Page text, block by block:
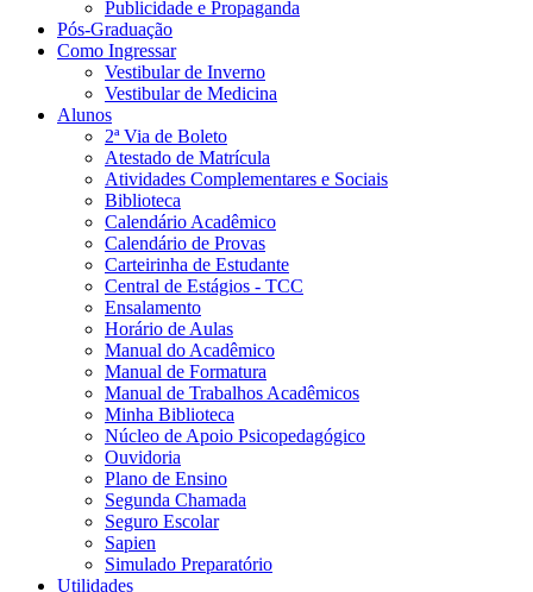
Publicidade e Propaganda
Pós-Graduação
Como Ingressar
Vestibular de Inverno
Vestibular de Medicina
Alunos
2ª Via de Boleto
Atestado de Matrícula
Atividades Complementares e Sociais
Biblioteca
Calendário Acadêmico
Calendário de Provas
Carteirinha de Estudante
Central de Estágios - TCC
Ensalamento
Horário de Aulas
Manual do Acadêmico
Manual de Formatura
Manual de Trabalhos Acadêmicos
Minha Biblioteca
Núcleo de Apoio Psicopedagógico
Ouvidoria
Plano de Ensino
Segunda Chamada
Seguro Escolar
Sapien
Simulado Preparatório
Utilidades